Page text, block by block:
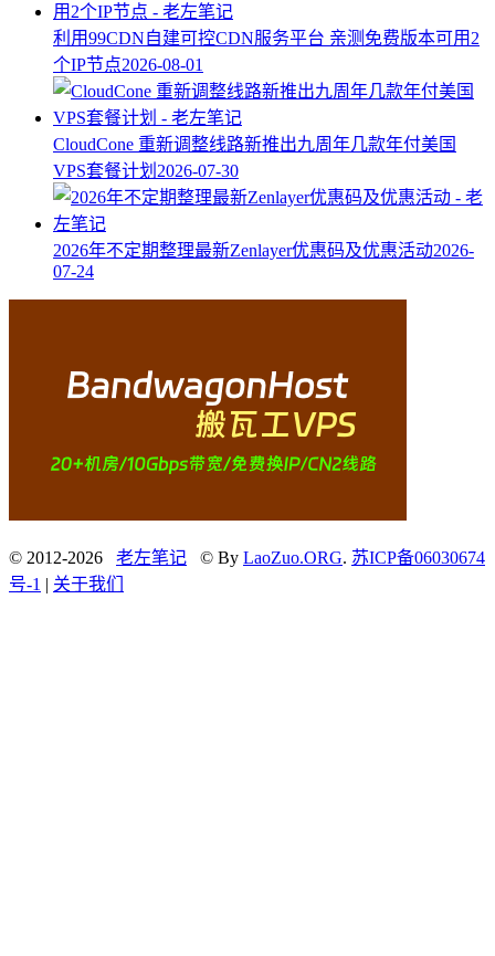
利用99CDN自建可控CDN服务平台 亲测免费版本可用2
个IP节点2026-08-01
CloudCone 重新调整线路新推出九周年几款年付美国
VPS套餐计划 2026-07-30
2026年不定期整理最新Zenlayer优惠码及优惠活动2026-
07-24
© 2012-2026 老左笔记 © By LaoZuo.ORG. 苏ICP备06030674
号-1 | 关于我们